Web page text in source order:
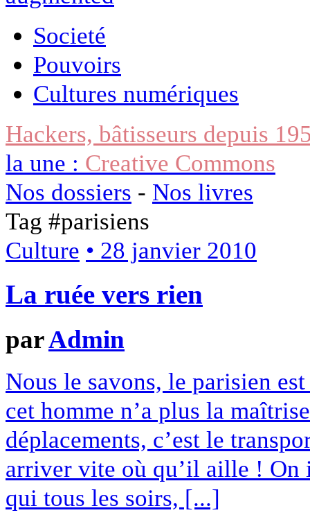
Societé
Pouvoirs
Cultures numériques
Hackers, bâtisseurs depuis
la une : Creative Commons
Nos dossiers - Nos livres
Tag #parisiens
Culture • 28 janvier 2010
La ruée vers rien
parAdmin
Nous le savons, le parisien
cet homme n’a plus la
déplacements, c’est le
arriver vite où qu’il aille ! On
qui tous les soirs, [...]